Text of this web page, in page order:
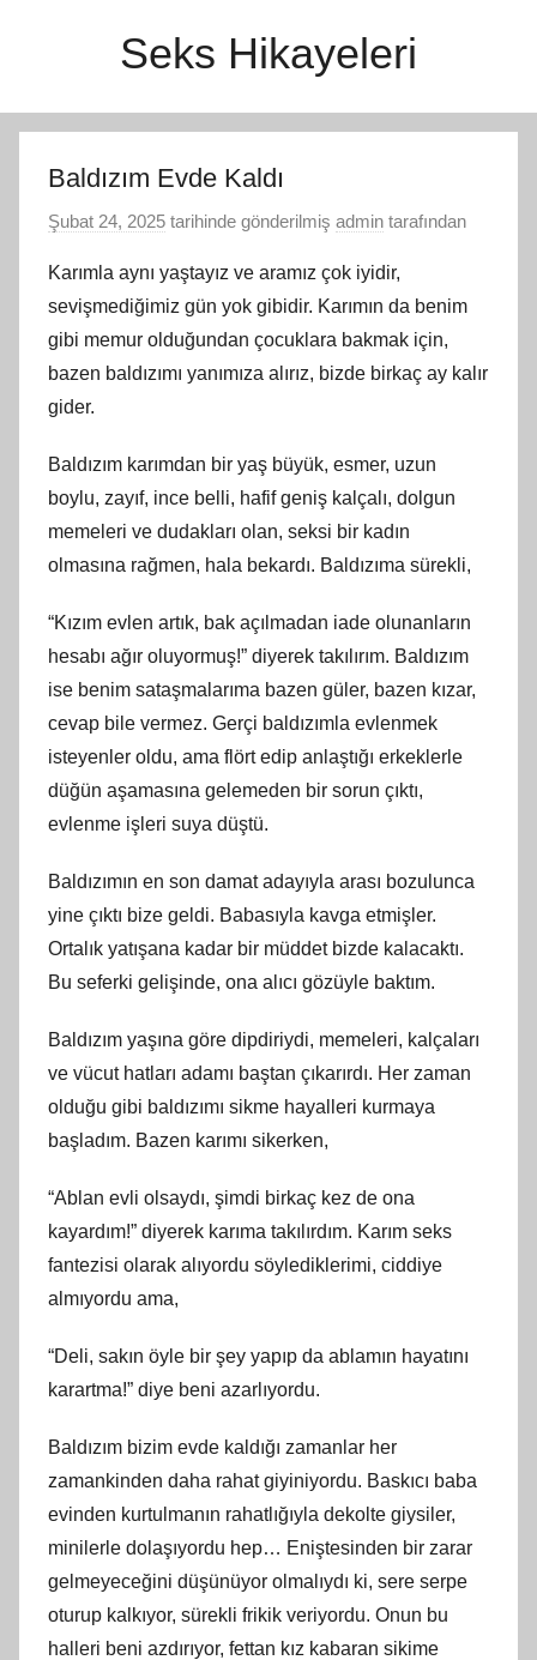
Seks Hikayeleri
Baldızım Evde Kaldı
Şubat 24, 2025 tarihinde gönderilmiş admin tarafından
Karımla aynı yaştayız ve aramız çok iyidir,
sevişmediğimiz gün yok gibidir. Karımın da benim
gibi memur olduğundan çocuklara bakmak için,
bazen baldızımı yanımıza alırız, bizde birkaç ay kalır
gider.
Baldızım karımdan bir yaş büyük, esmer, uzun
boylu, zayıf, ince belli, hafif geniş kalçalı, dolgun
memeleri ve dudakları olan, seksi bir kadın
olmasına rağmen, hala bekardı. Baldızıma sürekli,
“Kızım evlen artık, bak açılmadan iade olunanların
hesabı ağır oluyormuş!” diyerek takılırım. Baldızım
ise benim sataşmalarıma bazen güler, bazen kızar,
cevap bile vermez. Gerçi baldızımla evlenmek
isteyenler oldu, ama flört edip anlaştığı erkeklerle
düğün aşamasına gelemeden bir sorun çıktı,
evlenme işleri suya düştü.
Baldızımın en son damat adayıyla arası bozulunca
yine çıktı bize geldi. Babasıyla kavga etmişler.
Ortalık yatışana kadar bir müddet bizde kalacaktı.
Bu seferki gelişinde, ona alıcı gözüyle baktım.
Baldızım yaşına göre dipdiriydi, memeleri, kalçaları
ve vücut hatları adamı baştan çıkarırdı. Her zaman
olduğu gibi baldızımı sikme hayalleri kurmaya
başladım. Bazen karımı sikerken,
“Ablan evli olsaydı, şimdi birkaç kez de ona
kayardım!” diyerek karıma takılırdım. Karım seks
fantezisi olarak alıyordu söylediklerimi, ciddiye
almıyordu ama,
“Deli, sakın öyle bir şey yapıp da ablamın hayatını
karartma!” diye beni azarlıyordu.
Baldızım bizim evde kaldığı zamanlar her
zamankinden daha rahat giyiniyordu. Baskıcı baba
evinden kurtulmanın rahatlığıyla dekolte giysiler,
minilerle dolaşıyordu hep… Eniştesinden bir zarar
gelmeyeceğini düşünüyor olmalıydı ki, sere serpe
oturup kalkıyor, sürekli frikik veriyordu. Onun bu
halleri beni azdırıyor, fettan kız kabaran sikime